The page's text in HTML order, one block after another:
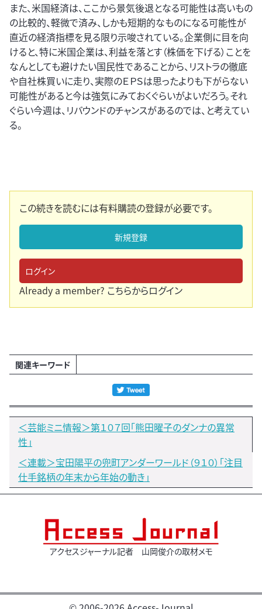
また、米国経済は、ここから景気後退となる可能性は高いもの
の比較的、軽微で済み、しかも短期的なものになる可能性が
直近の経済指標を見る限り示唆されている。企業側に目を向
けると、特に米国企業は、利益を落とす（株価を下げる）ことを
なんとしても避けたい国民性であることから、リストラの徹底
や自社株買いに走り、実際のＥＰＳは思ったよりも下がらない
可能性があると今は強気にみておくぐらいがよいだろう。それ
ぐらい今週は、リバウンドのチャンスがあるのでは、と考えてい
る。
この続きを読むには有料購読の登録が必要です。
新規登録
ログイン
Already a member? こちらからログイン
関連キーワード
＜芸能ミニ情報＞第１０７回「熊田曜子のダンナの異常
性」
＜連載＞宝田陽平の兜町アンダーワールド（９１０）「注目
仕手銘柄の年末から年始の動き」
アクセスジャーナル記者 山岡俊介の取材メモ